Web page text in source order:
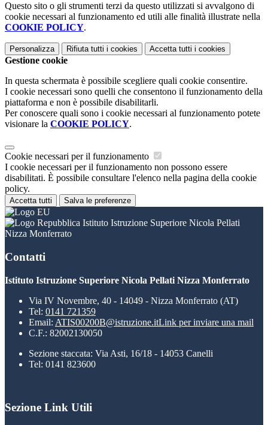
Questo sito o gli strumenti terzi da questo utilizzati si avvalgono di
cookie necessari al funzionamento ed utili alle finalità illustrate nella
COOKIE POLICY.
Personalizza Rifiuta tutti i cookies Accetta tutti i cookies
Gestione cookie
In questa schermata è possibile scegliere quali cookie consentire.
I cookie necessari sono quelli che consentono il funzionamento della
piattaforma e non è possibile disabilitarli.
Per conoscere quali sono i cookie necessari al funzionamento potete
visionare la COOKIE POLICY.
Cookie necessari per il funzionamento
I cookie necessari per il funzionamento non possono essere
disabilitati. È possibile consultare l'elenco nella pagina della cookie
policy.
Accetta tutti Salva le preferenze
Istituto Istruzione Superiore Nicola Pellati
Nizza Monferrato
Contatti
Istituto Istruzione Superiore Nicola Pellati Nizza Monferrato
Via IV Novembre, 40 - 14049 - Nizza Monferrato (AT)
Tel: 0141 721359
Email: ATIS00200B@istruzione.itLink per inviare una mail
C.F.: 82002130050
Sezione staccata: Via Asti, 16/18 - 14053 Canelli
Tel: 0141 823600
Sezione Link Utili